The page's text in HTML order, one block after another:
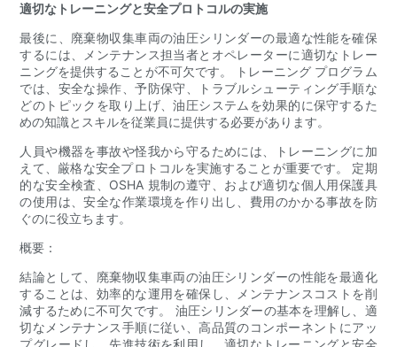
適切なトレーニングと安全プロトコルの実施
最後に、廃棄物収集車両の油圧シリンダーの最適な性能を確保
するには、メンテナンス担当者とオペレーターに適切なトレー
ニングを提供することが不可欠です。 トレーニング プログラム
では、安全な操作、予防保守、トラブルシューティング手順な
どのトピックを取り上げ、油圧システムを効果的に保守するた
めの知識とスキルを従業員に提供する必要があります。
人員や機器を事故や怪我から守るためには、トレーニングに加
えて、厳格な安全プロトコルを実施することが重要です。 定期
的な安全検査、OSHA 規制の遵守、および適切な個人用保護具
の使用は、安全な作業環境を作り出し、費用のかかる事故を防
ぐのに役立ちます。
概要：
結論として、廃棄物収集車両の油圧シリンダーの性能を最適化
することは、効率的な運用を確保し、メンテナンスコストを削
減するために不可欠です。 油圧シリンダーの基本を理解し、適
切なメンテナンス手順に従い、高品質のコンポーネントにアッ